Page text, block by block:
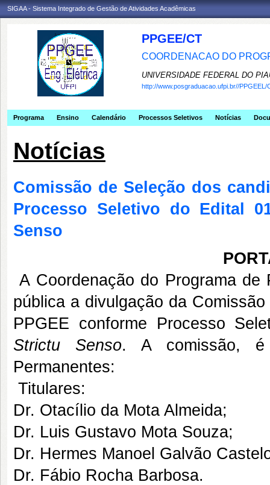
SIGAA - Sistema Integrado de Gestão de Atividades Acadêmicas
PPGEE/CT
COORDENACAO DO
UNIVERSIDADE FEDERAL DO
http://www.posgraduacao.ufpi.br//PPGEEL/
Programa Ensino Calendário Processos Seletivos Notícias
Notícias
Comissão de Seleção dos
Processo Seletivo do Edital
Senso
A Coordenação do Programa de
pública a divulgação da
PPGEE conforme Processo
Strictu Senso. A comissão, é
Permanentes:
Titulares:
Dr. Otacílio da Mota Almeida;
Dr. Luis Gustavo Mota Souza;
Dr. Hermes Manoel Galvão
Dr. Fábio Rocha Barbosa.